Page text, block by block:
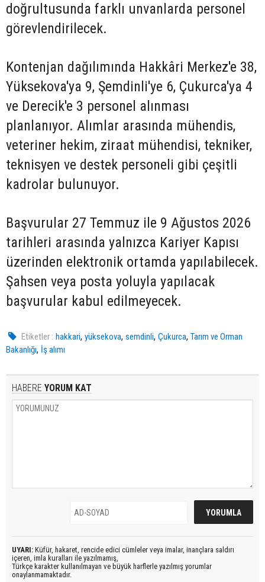
doğrultusunda farklı unvanlarda personel
görevlendirilecek.
Kontenjan dağılımında Hakkâri Merkez'e 38,
Yüksekova'ya 9, Şemdinli'ye 6, Çukurca'ya 4
ve Derecik'e 3 personel alınması
planlanıyor. Alımlar arasında mühendis,
veteriner hekim, ziraat mühendisi, tekniker,
teknisyen ve destek personeli gibi çeşitli
kadrolar bulunuyor.
Başvurular 27 Temmuz ile 9 Ağustos 2026
tarihleri arasında yalnızca Kariyer Kapısı
üzerinden elektronik ortamda yapılabilecek.
Şahsen veya posta yoluyla yapılacak
başvurular kabul edilmeyecek.
Etiketler : hakkari,yüksekova,semdinli,Çukurca,Tarım ve Orman
Bakanlığı, İş alımı
HABERE YORUM KAT
UYARI: Küfür, hakaret, rencide edici cümleler veya imalar, inançlara saldırı
içeren, imla kuralları ile yazılmamış,
Türkçe karakter kullanılmayan ve büyük harflerle yazılmış yorumlar
onaylanmamaktadır.